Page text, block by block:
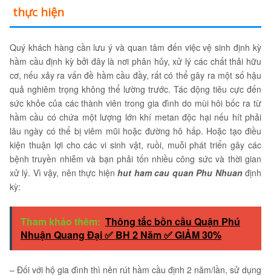
thực hiện
Quý khách hàng cần lưu ý và quan tâm đến việc vệ sinh định kỳ
hầm cầu định kỳ bởi đây là nơi phân hủy, xử lý các chất thải hữu
cơ, nếu xảy ra vấn đề hầm cầu đầy, rất có thể gây ra một số hậu
quả nghiêm trọng không thể lường trước. Tác động tiêu cực đến
sức khỏe của các thành viên trong gia đình do mùi hôi bốc ra từ
hầm cầu có chứa một lượng lớn khí metan độc hại nếu hít phải
lâu ngày có thể bị viêm mũi hoặc đường hô hấp. Hoặc tạo điều
kiện thuận lợi cho các vi sinh vật, ruồi, muỗi phát triển gây các
bệnh truyền nhiễm và bạn phải tốn nhiều công sức và thời gian
xử lý. Vì vậy, nên thực hiệnhut ham cau quan Phu Nhuanđịnh
kỳ:
Tham khảo thêm: Thông tắc bồn cầu Quận Phú
Nhuận Quang Đại ✅ BH 2 Năm ✅ GIẢM 30%
– Đối với hộ gia đình thì nên rút hầm cầu định 2 năm/lần, sử dụng